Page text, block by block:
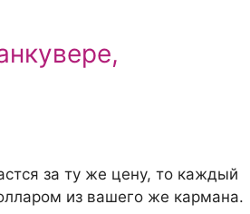
за ту же цену, то каждый
из вашего же кармана.